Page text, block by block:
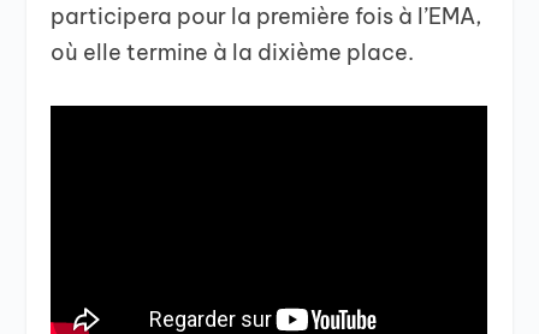
participera pour la première fois à l’EMA,
où elle termine à la dixième place.